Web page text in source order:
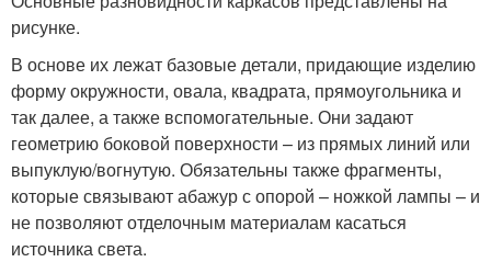
рисунке.
В основе их лежат базовые детали, придающие изделию
форму окружности, овала, квадрата, прямоугольника и
так далее, а также вспомогательные. Они задают
геометрию боковой поверхности – из прямых линий или
выпуклую/вогнутую. Обязательны также фрагменты,
которые связывают абажур с опорой – ножкой лампы – и
не позволяют отделочным материалам касаться
источника света.